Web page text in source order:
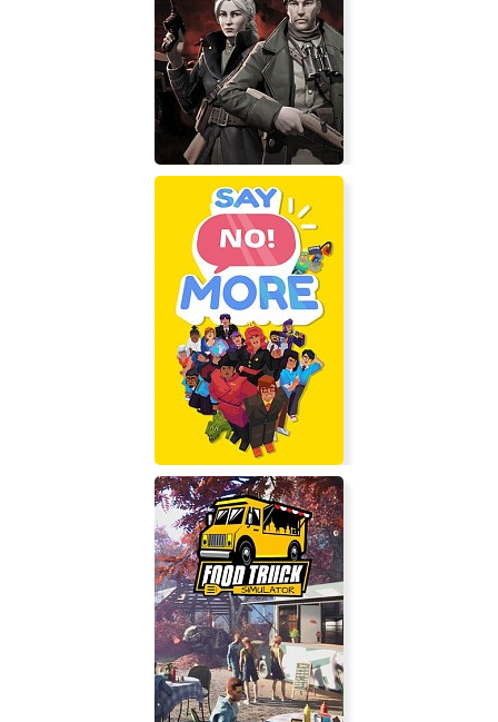
Jet Island
Partisans 1941
Say No! More